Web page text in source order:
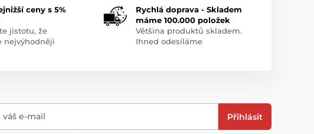
ceny s 5%
jistotu, že
nejvýhodněji
Rychlá doprava - Skladem
máme 100.000 položek
Většina produktů skladem.
Ihned odesíláme
e-mail Přihlásit